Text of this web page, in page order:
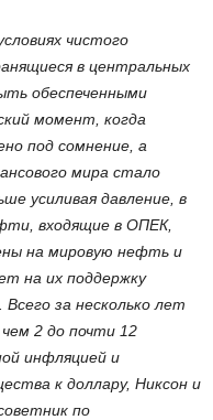
чистого
в центральных
обеспеченными
момент, когда
под сомнение, а
мира стало
усиливая давление, в
входящие в ОПЕК,
на мировую нефть и
на их поддержку
Всего за несколько лет
2 до почти 12
инфляцией и
к доллару, Никсон и
по